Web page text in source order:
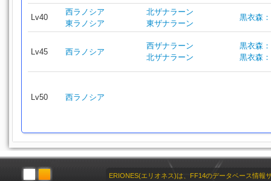
Lv40
西ラノシア
東ラノシア
北ザナラーン
東ザナラーン
黒衣森
Lv45 西ラノシア
西ザナラーン
北ザナラーン
黒衣森
黒衣森
Lv50 西ラノシア
ERIONES(エリオネス)は、FF14のデータベース情報